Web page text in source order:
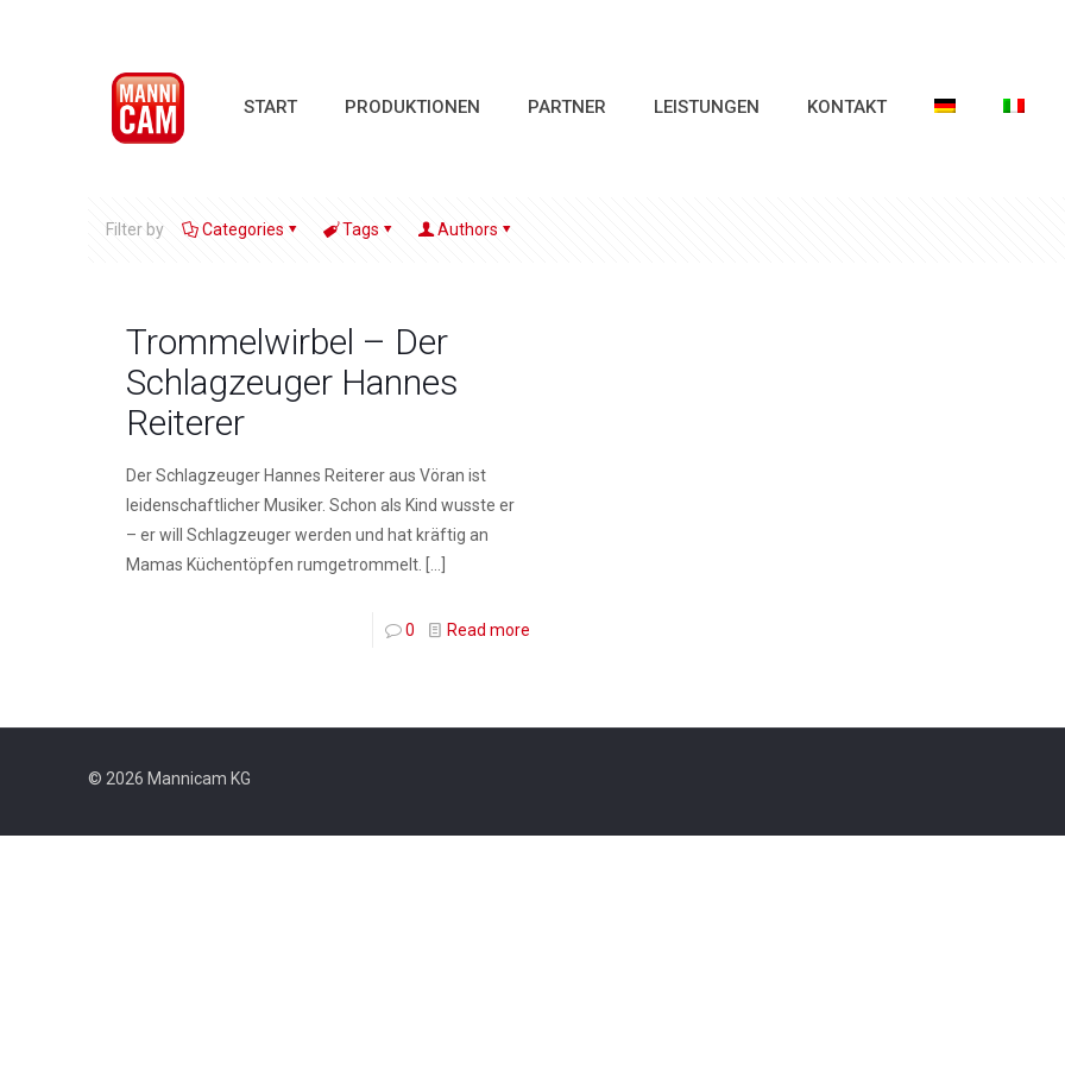
START PRODUKTIONEN PARTNER LEISTUNGEN KONTAKT
Filter by Categories Tags Authors
Trommelwirbel – Der
Schlagzeuger Hannes
Reiterer
Der Schlagzeuger Hannes Reiterer aus Vöran ist
leidenschaftlicher Musiker. Schon als Kind wusste er
– er will Schlagzeuger werden und hat kräftig an
Mamas Küchentöpfen rumgetrommelt.
0 Read more
© 2026 Mannicam KG